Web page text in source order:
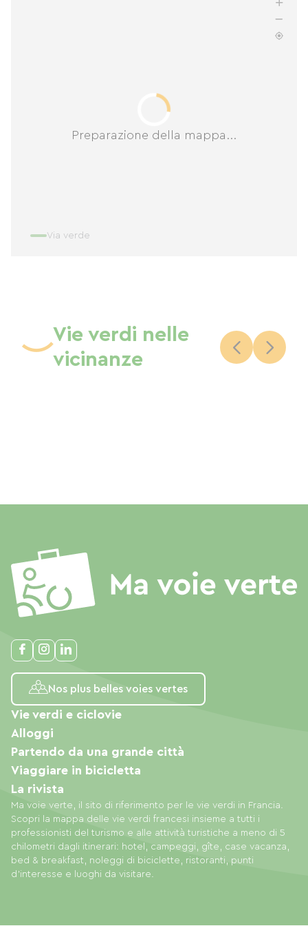
Preparazione della mappa...
Via verde
Vie verdi nelle
vicinanze
Nos plus belles voies vertes
Ma voie verte, il sito di riferimento per le vie verdi in Francia.
Scopri la mappa delle vie verdi francesi insieme a tutti i
professionisti del turismo e alle attività turistiche a meno di 5
chilometri dagli itinerari: hotel, campeggi, gîte, case vacanza,
bed & breakfast, noleggi di biciclette, ristoranti, punti
d'interesse e luoghi da visitare.
Vie verdi e ciclovie
Alloggi
Partendo da una grande città
Viaggiare in bicicletta
La rivista